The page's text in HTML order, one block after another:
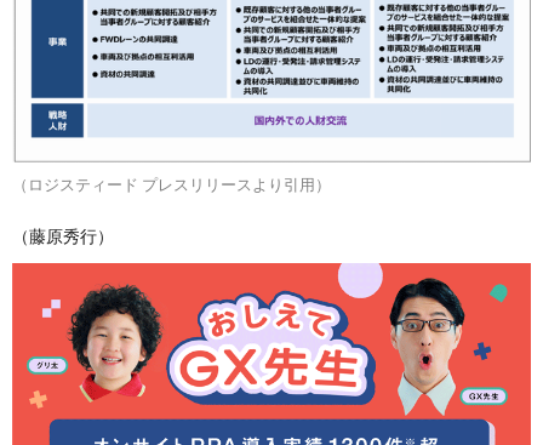
（ロジスティード プレスリリースより引用）
（藤原秀行）